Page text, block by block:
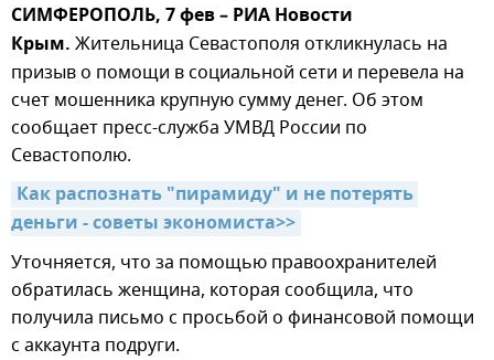
СИМФЕРОПОЛЬ, 7 фев – РИА Новости
Крым. Жительница Севастополя откликнулась на
призыв о помощи в социальной сети и перевела на
счет мошенника крупную сумму денег. Об этом
сообщает пресс-служба УМВД России по
Севастополю.
Как распознать "пирамиду" и не потерять
деньги - советы экономиста>>
Уточняется, что за помощью правоохранителей
обратилась женщина, которая сообщила, что
получила письмо с просьбой о финансовой помощи
с аккаунта подруги.